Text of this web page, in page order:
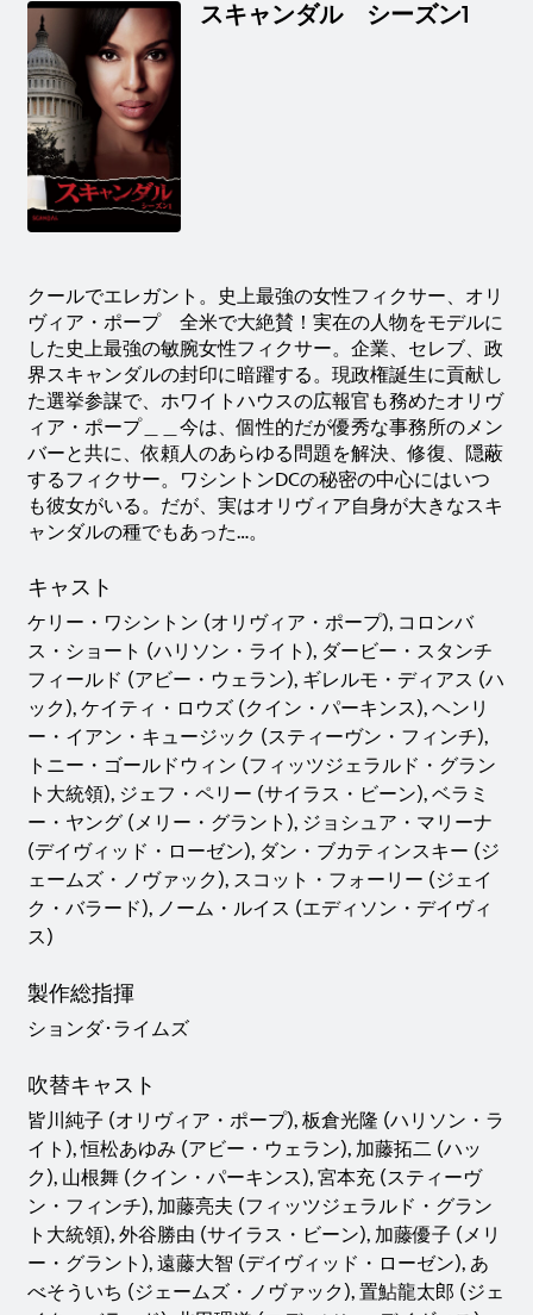
スキャンダル シーズン1
クールでエレガント。史上最強の女性フィクサー、オリ
ヴィア・ポープ 全米で大絶賛！実在の人物をモデルに
した史上最強の敏腕女性フィクサー。企業、セレブ、政
界スキャンダルの封印に暗躍する。現政権誕生に貢献し
た選挙参謀で、ホワイトハウスの広報官も務めたオリヴ
ィア・ポープ＿＿今は、個性的だが優秀な事務所のメン
バーと共に、依頼人のあらゆる問題を解決、修復、隠蔽
するフィクサー。ワシントンDCの秘密の中心にはいつ
も彼女がいる。だが、実はオリヴィア自身が大きなスキ
ャンダルの種でもあった…。
キャスト
ケリー・ワシントン (オリヴィア・ポープ), コロンバ
ス・ショート (ハリソン・ライト), ダービー・スタンチ
フィールド (アビー・ウェラン), ギレルモ・ディアス (ハ
ック), ケイティ・ロウズ (クイン・パーキンス), ヘンリ
ー・イアン・キュージック (スティーヴン・フィンチ),
トニー・ゴールドウィン (フィッツジェラルド・グラン
ト大統領), ジェフ・ペリー (サイラス・ビーン), ベラミ
ー・ヤング (メリー・グラント), ジョシュア・マリーナ
(デイヴィッド・ローゼン), ダン・ブカティンスキー (ジ
ェームズ・ノヴァック), スコット・フォーリー (ジェイ
ク・バラード), ノーム・ルイス (エディソン・デイヴィ
ス)
製作総指揮
ションダ･ライムズ
吹替キャスト
皆川純子 (オリヴィア・ポープ), 板倉光隆 (ハリソン・ラ
イト), 恒松あゆみ (アビー・ウェラン), 加藤拓二 (ハッ
ク), 山根舞 (クイン・パーキンス), 宮本充 (スティーヴ
ン・フィンチ), 加藤亮夫 (フィッツジェラルド・グラン
ト大統領), 外谷勝由 (サイラス・ビーン), 加藤優子 (メリ
ー・グラント), 遠藤大智 (デイヴィッド・ローゼン), あ
べそういち (ジェームズ・ノヴァック), 置鮎龍太郎 (ジェ